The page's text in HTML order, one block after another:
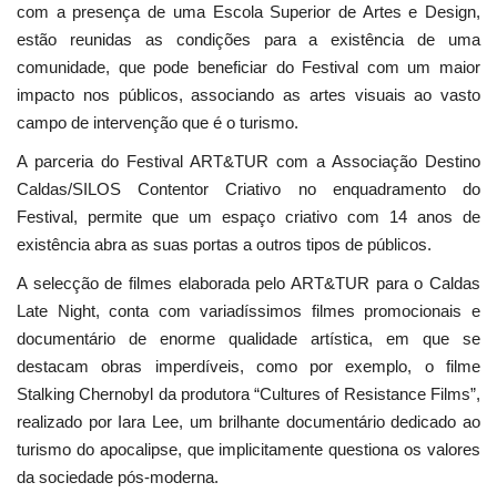
com a presença de uma Escola Superior de Artes e Design,
estão reunidas as condições para a existência de uma
comunidade, que pode beneficiar do Festival com um maior
impacto nos públicos, associando as artes visuais ao vasto
campo de intervenção que é o turismo.
A parceria do Festival ART&TUR com a Associação Destino
Caldas/SILOS Contentor Criativo no enquadramento do
Festival, permite que um espaço criativo com 14 anos de
existência abra as suas portas a outros tipos de públicos.
A selecção de filmes elaborada pelo ART&TUR para o Caldas
Late Night, conta com variadíssimos filmes promocionais e
documentário de enorme qualidade artística, em que se
destacam obras imperdíveis, como por exemplo, o filme
Stalking Chernobyl da produtora “Cultures of Resistance Films”,
realizado por Iara Lee, um brilhante documentário dedicado ao
turismo do apocalipse, que implicitamente questiona os valores
da sociedade pós-moderna.